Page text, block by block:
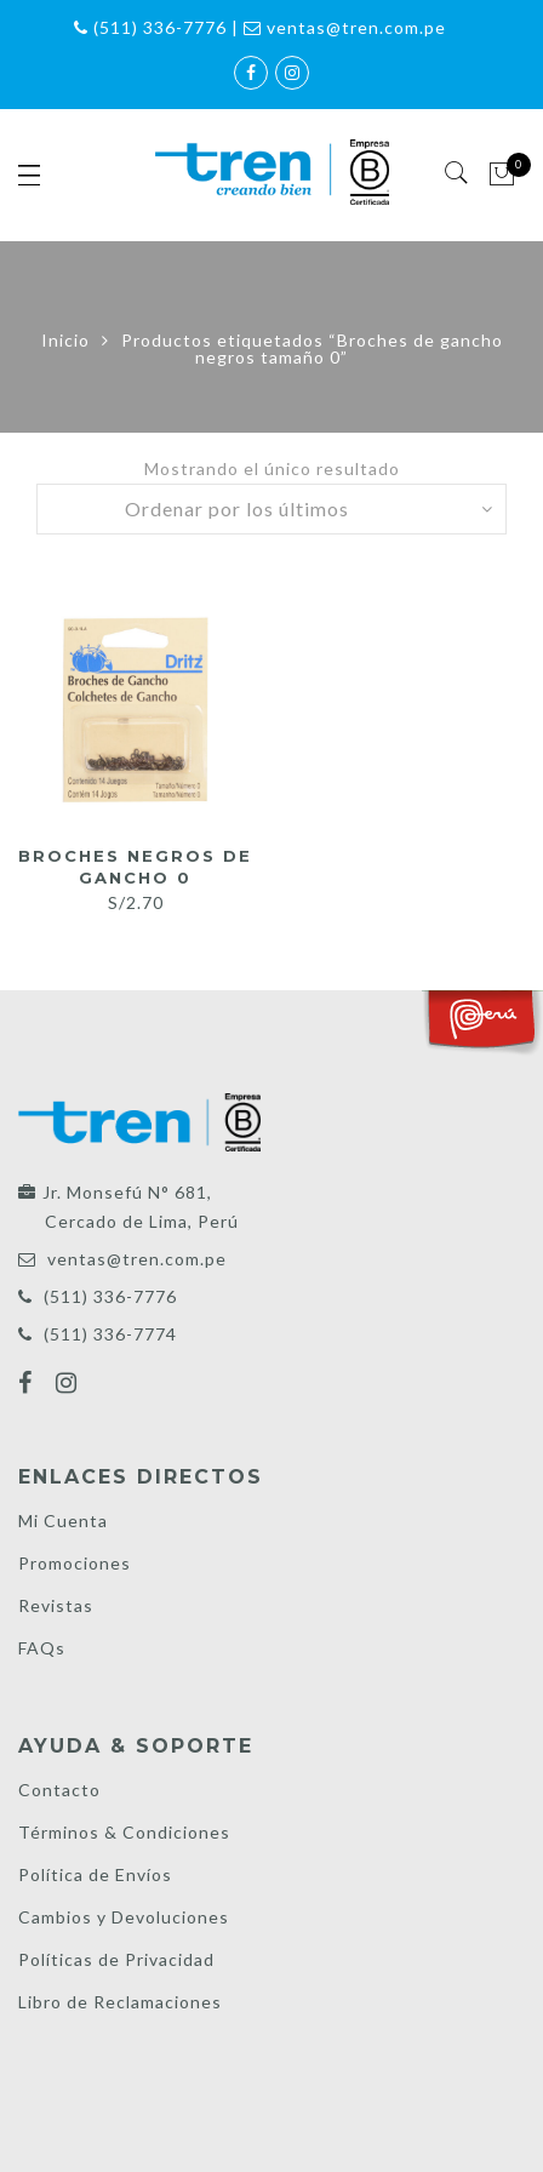
(511) 336-7776 | ventas@tren.com.pe
0
Inicio
Productos etiquetados “Broches de gancho
negros tamaño 0”
Mostrando el único resultado
BROCHES NEGROS DE
GANCHO 0
S/2.70
Jr. Monsefú N° 681,
Cercado de Lima, Perú
ventas@tren.com.pe
(511) 336-7776
(511) 336-7774
ENLACES DIRECTOS
Mi Cuenta
Promociones
Revistas
FAQs
AYUDA & SOPORTE
Contacto
Términos & Condiciones
Política de Envíos
Cambios y Devoluciones
Políticas de Privacidad
Libro de Reclamaciones